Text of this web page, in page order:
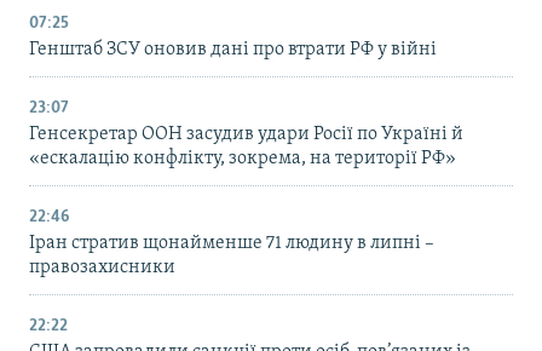
07:25
Генштаб ЗСУ оновив дані про втрати РФ у війні
23:07
Генсекретар ООН засудив удари Росії по Україні й
«ескалацію конфлікту, зокрема, на території РФ»
22:46
Іран стратив щонайменше 71 людину в липні –
правозахисники
22:22